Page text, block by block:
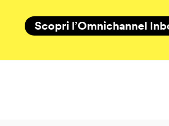
Scopri l’Omnichannel